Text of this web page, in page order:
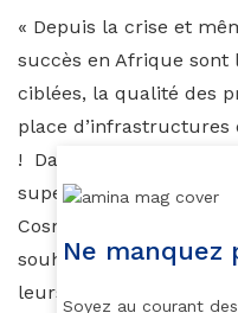
« Depuis la crise et
succès en Afrique sont
ciblées, la qualité des
place
! Dans les petites
supermarché, dans les
Cosmetics shops, voire
souhaitent pouvoir
leurs exigences en
Ne manquez
Soyez au courant